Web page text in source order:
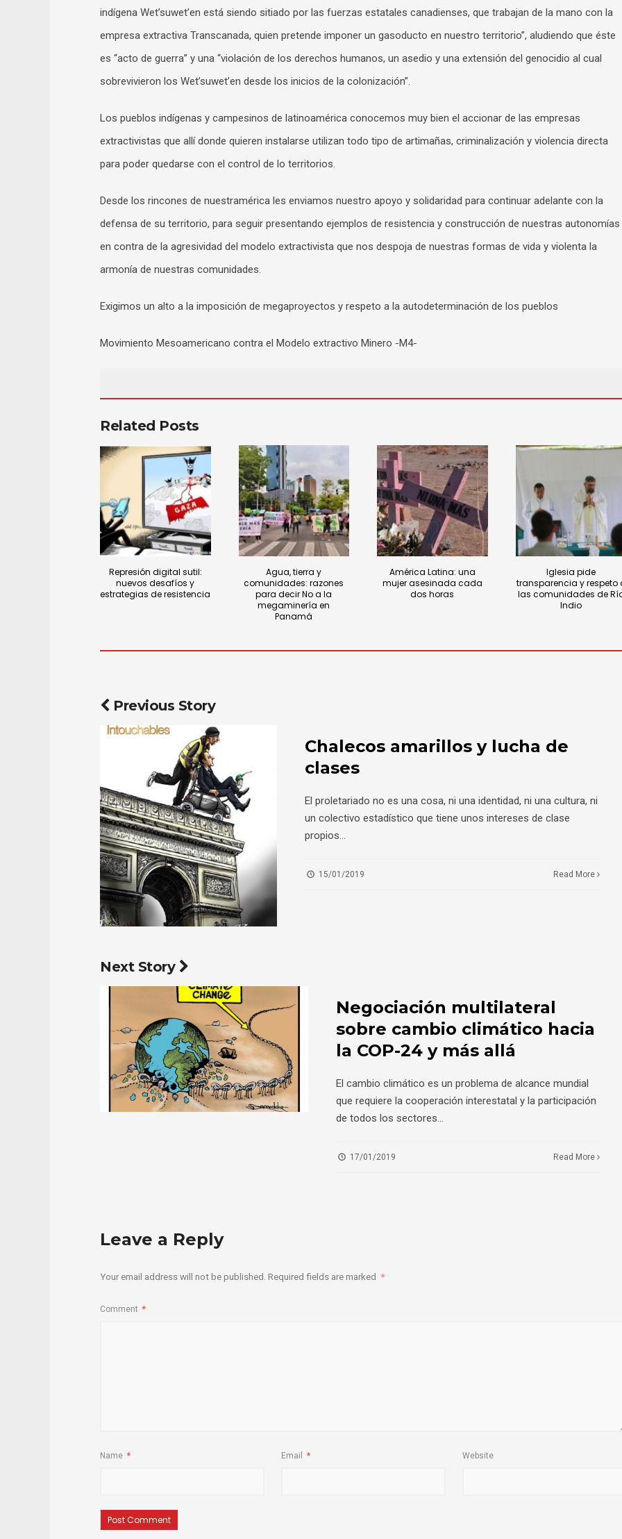
indígena Wet’suwet’en está siendo sitiado por las fuerzas estatales canadienses, que trabajan de la mano con la
empresa extractiva Transcanada, quien pretende imponer un gasoducto en nuestro territorio”, aludiendo que éste
es “acto de guerra” y una “violación de los derechos humanos, un asedio y una extensión del genocidio al cual
sobrevivieron los Wet’suwet’en desde los inicios de la colonización”.
Los pueblos indígenas y campesinos de latinoamérica conocemos muy bien el accionar de las empresas
extractivistas que allí donde quieren instalarse utilizan todo tipo de artimañas, criminalización y violencia directa
para poder quedarse con el control de lo territorios.
Desde los rincones de nuestramérica les enviamos nuestro apoyo y solidaridad para continuar adelante con la
defensa de su territorio, para seguir presentando ejemplos de resistencia y construcción de nuestras autonomías
en contra de la agresividad del modelo extractivista que nos despoja de nuestras formas de vida y violenta la
armonía de nuestras comunidades.
Exigimos un alto a la imposición de megaproyectos y respeto a la autodeterminación de los pueblos
Movimiento Mesoamericano contra el Modelo extractivo Minero -M4-
Related Posts
Represión digital sutil:
nuevos desafíos y
estrategias de resistencia
Agua, tierra y
comunidades: razones
para decir No a la
megaminería en
Panamá
América Latina: una
mujer asesinada cada
dos horas
Iglesia pide
transparencia y respeto
las comunidades de
Indio
Previous Story
Chalecos amarillos y lucha de
clases
El proletariado no es una cosa, ni una identidad, ni una cultura, ni
un colectivo estadístico que tiene unos intereses de clase
propios...
15/01/2019 Read More
Next Story
Negociación multilateral
sobre cambio climático hacia
la COP-24 y más allá
El cambio climático es un problema de alcance mundial
que requiere la cooperación interestatal y la participación
de todos los sectores...
17/01/2019 Read More
Leave a Reply
Your email address will not be published. Required fields are marked *
Comment *
Name * Email * Website